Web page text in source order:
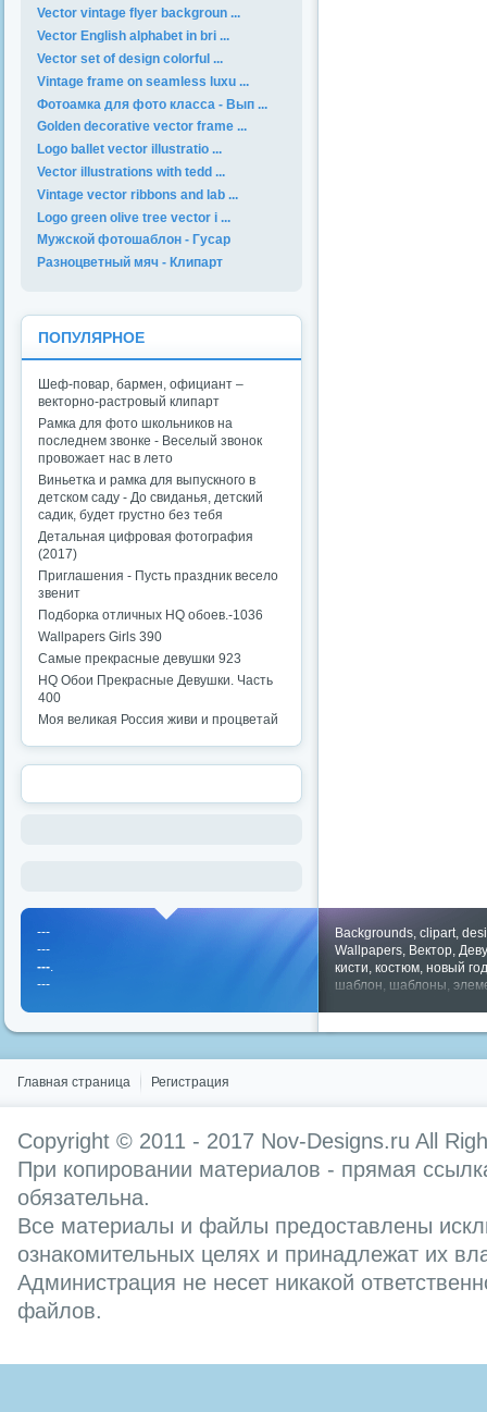
Vector vintage flyer backgroun ...
Vector English alphabet in bri ...
Vector set of design colorful ...
Vintage frame on seamless luxu ...
Фотоамка для фото класса - Вып ...
Golden decorative vector frame ...
Logo ballet vector illustratio ...
Vector illustrations with tedd ...
Vintage vector ribbons and lab ...
Logo green olive tree vector i ...
Мужской фотошаблон - Гусар
Разноцветный мяч - Клипарт
ПОПУЛЯРНОЕ
Шеф-повар, бармен, официант –
векторно-растровый клипарт
Рамка для фото школьников на
последнем звонке - Веселый звонок
провожает нас в лето
Виньетка и рамка для выпускного в
детском саду - До свиданья, детский
садик, будет грустно без тебя
Детальная цифровая фотография
(2017)
Приглашения - Пусть праздник весело
звенит
Подборка отличных HQ обоев.-1036
Wallpapers Girls 390
Самые прекрасные девушки 923
HQ Обои Прекрасные Девушки. Часть
400
Моя великая Россия живи и процветай
Backgrounds, clipart,
Wallpapers, Вектор,
кисти, костюм, новый год
шаблон, шаблоны,
---
---
---.
---
Главная страница Регистрация
Copyright © 2011 - 2017 Nov-Designs.ru All
При копировании материалов - прямая
обязательна.
Все материалы и файлы предоставлены
ознакомительных целях и принадлежат их
Администрация не несет никакой
файлов.